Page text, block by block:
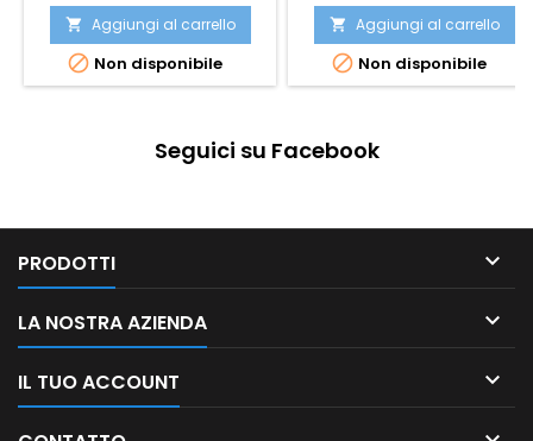
 Aggiungi al carrello
 Non disponibile
 Aggiungi al carrello
 Non disponibile
Seguici su Facebook
PRODOTTI 
LA NOSTRA AZIENDA 
IL TUO ACCOUNT 